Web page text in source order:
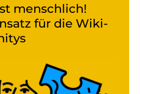
menschlich!
für die Wiki-